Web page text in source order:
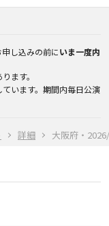
詳細 大阪府・
し込みの前にいま一度内
ます。
います。期間内毎日公演